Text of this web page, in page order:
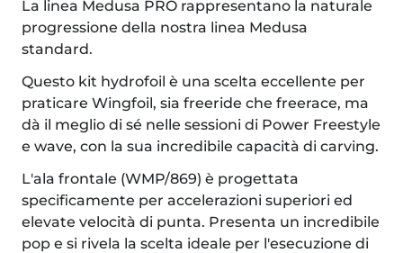
La linea Medusa PRO rappresentano la naturale
progressione della nostra linea Medusa
standard.
Questo kit hydrofoil è una scelta eccellente per
praticare Wingfoil, sia freeride che freerace, ma
dà il meglio di sé nelle sessioni di Power Freestyle
e wave, con la sua incredibile capacità di carving.
L'ala frontale (WMP/869) è progettata
specificamente per accelerazioni superiori ed
elevate velocità di punta. Presenta un incredibile
pop e si rivela la scelta ideale per l'esecuzione di